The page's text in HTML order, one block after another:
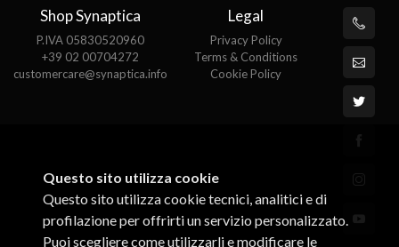
Shop Synaptica
P.IVA 05830520960
+39 02 00704272
customercare@synaptica.info
Legal
Privacy Policy
Terms & Conditions
Cookie Policy
Questo sito utilizza cookie
Questo sito utilizza cookie tecnici, analitici e di
profilazione per offrirti un servizio personalizzato.
Puoi scegliere come utilizzarli e modificare le